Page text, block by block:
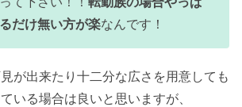
だけ無い方が楽なんです！
が出来たり十二分な広さを用意しても
いる場合は良いと思いますが、